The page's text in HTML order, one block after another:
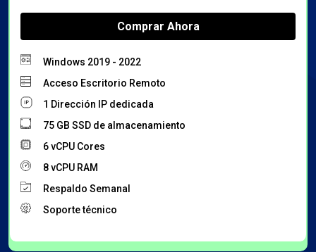
Comprar Ahora
Windows 2019 - 2022
Acceso Escritorio Remoto
1 Dirección IP dedicada
75 GB SSD de almacenamiento
6 vCPU Cores
8 vCPU RAM
Respaldo Semanal
Soporte técnico